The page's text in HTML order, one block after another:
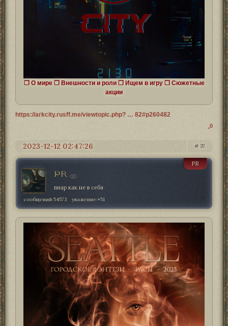
❒ О мире ❒ Внешности и роли ❒ Ищем в игру ❒ Cюжетные
акции
https://arkcity.rusff.me/viewtopic.php? … 82#p260482
0
37
2023-12-12 02:47:26
PR
PR
пиар как не в себя
сообщений:54573 уважение:+51